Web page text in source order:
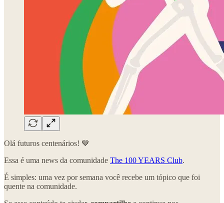
Olá futuros centenários! 💙
Essa é uma news da comunidade The 100 YEARS Club.
É simples: uma vez por semana você recebe um tópico que foi
quente na comunidade.